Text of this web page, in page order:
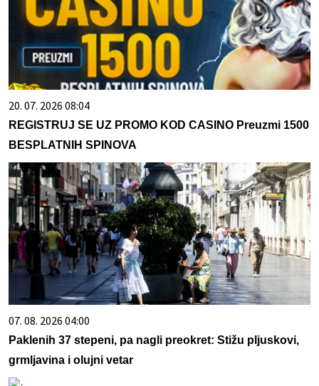
20. 07. 2026 08:04
REGISTRUJ SE UZ PROMO KOD CASINO Preuzmi 1500
BESPLATNIH SPINOVA
07. 08. 2026 04:00
Paklenih 37 stepeni, pa nagli preokret: Stižu pljuskovi,
grmljavina i olujni vetar